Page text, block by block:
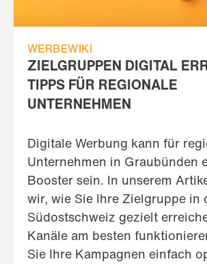
WERBEWIKI
ZIELGRUPPEN DIGITAL
TIPPS FÜR REGIONALE
UNTERNEHMEN
Digitale Werbung kann für
Unternehmen in Graubünden
Booster sein. In unserem
wir, wie Sie Ihre Zielgruppe in
Südostschweiz gezielt
Kanäle am besten
Sie Ihre Kampagnen einfach